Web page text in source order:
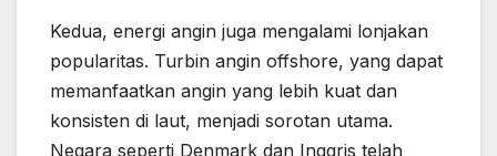
Kedua, energi angin juga mengalami lonjakan
popularitas. Turbin angin offshore, yang dapat
memanfaatkan angin yang lebih kuat dan
konsisten di laut, menjadi sorotan utama.
Negara seperti Denmark dan Inggris telah